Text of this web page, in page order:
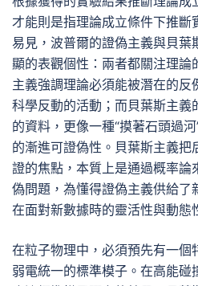
才能則是指理論成立條件下推斷
易見，波普爾的證偽主義與貝葉
顯的表觀個性：兩者都關注理論
主義強調理論必須能被潛在的
科學反動的活動；而貝葉斯主義
的資料，更像一種“摸著石頭過
的漸進可證偽性。貝葉斯主義
證的焦點，本質上是通過概率論
偽問題，為懂得證偽主義供給了
在面對新數據時的靈活性與動態
在粒子物理中，必須預先有一個
弱電統一的標準模子。在高能碰